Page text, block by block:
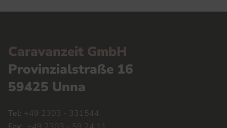
Caravanzeit GmbH
Provinzialstraße 16
59425 Unna
Tel: +49 2303 - 331544